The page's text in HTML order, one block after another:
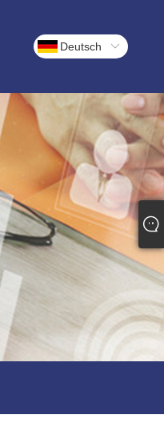
Deutsch